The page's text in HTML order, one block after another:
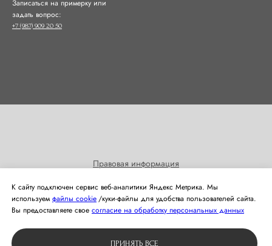
Записаться на примерку или
задать вопрос:
+7 (987) 909 20 50
Правовая информация
рассылок
Политика использования cookies
© 2024 Студия свадебной моды Оливия
К сайту подключен сервис веб-аналитики Яндекс Метрика. Мы
используемфайлы cookie/куки‑файлы для удобства пользователей сайта.
Вы предоставляете свое согласие на обработку персональных данных
ПРИНЯТЬ ВСЕ